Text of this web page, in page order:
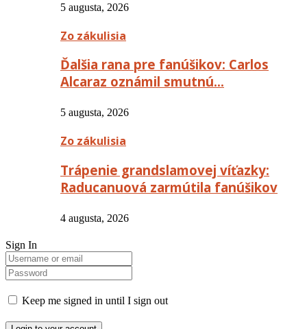
5 augusta, 2026
Zo zákulisia
Ďalšia rana pre fanúšikov: Carlos
Alcaraz oznámil smutnú…
5 augusta, 2026
Zo zákulisia
Trápenie grandslamovej víťazky:
Raducanuová zarmútila fanúšikov
4 augusta, 2026
Sign In
Keep me signed in until I sign out